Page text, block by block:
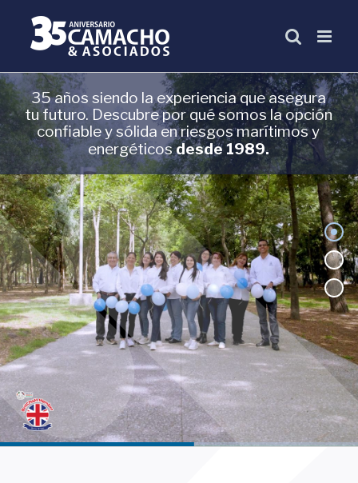
content
35 años siendo la experiencia que asegura
tu futuro. Descubre por qué somos la opción
confiable y sólida en riesgos marítimos y
energéticosdesde 1989.